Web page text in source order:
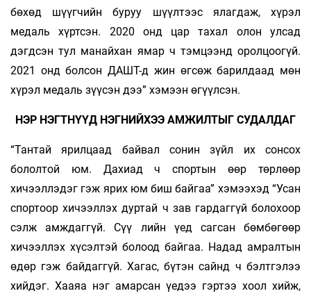
бөхөд шүүгчийн буруу шүүлтээс ялагдаж, хүрэл
медаль хүртсэн. 2020 онд цар тахал олон улсад
дэгдсэн тул манайхан ямар ч тэмцээнд оролцоогүй.
2021 онд болсон ДАШТ-д жин өгсөж барилдаад мөн
хүрэл медаль зүүсэн дээ” хэмээн өгүүлсэн.
НЭР НЭГТНҮҮД НЭГНИЙХЭЭ АМЖИЛТЫГ СУДАЛДАГ
“Тантай ярилцаад байвал сонин зүйл их сонсох
бололтой юм. Дахиад ч спортын өөр төрлөөр
хичээллэдэг гэж ярих юм биш байгаа” хэмээхэд “Усан
спортоор хичээллэх дуртай ч зав гардаггүй болохоор
сэлж амждаггүй. Сүү­ лийн үед сагсан бөмбөгөөр
хичээллэх хүсэлтэй болоод байгаа. Надад амралтын
өдөр гэж байдаггүй. Хагас, бүтэн сайнд ч бэлтгэлээ
хийдэг. Хааяа нэг амарсан үедээ гэртээ хоол хийж,